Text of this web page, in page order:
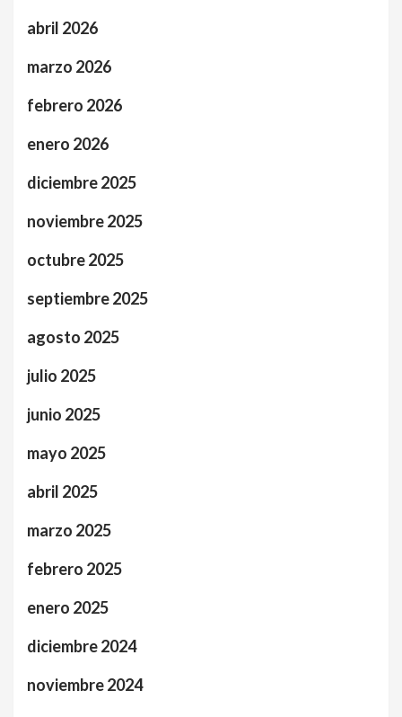
abril 2026
marzo 2026
febrero 2026
enero 2026
diciembre 2025
noviembre 2025
octubre 2025
septiembre 2025
agosto 2025
julio 2025
junio 2025
mayo 2025
abril 2025
marzo 2025
febrero 2025
enero 2025
diciembre 2024
noviembre 2024